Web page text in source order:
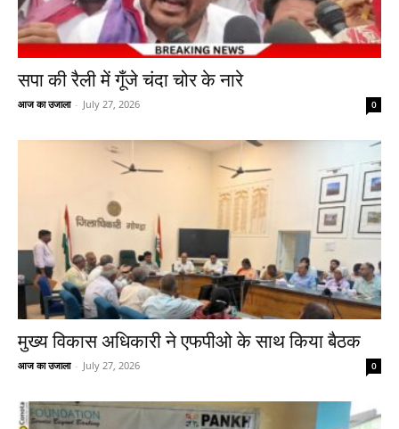
सपा की रैली में गूँजे चंदा चोर के नारे
आज का उजाला - July 27, 2026 0
मुख्य विकास अधिकारी ने एफपीओ के साथ किया बैठक
आज का उजाला - July 27, 2026 0